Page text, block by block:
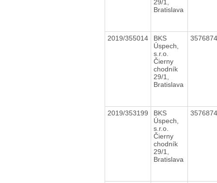
29/1,
Bratislava
2019/355014
BKS
Úspech,
s.r.o.
Čierny
chodník
29/1,
Bratislava
2019/353199
BKS
Úspech,
s.r.o.
Čierny
chodník
29/1,
Bratislava